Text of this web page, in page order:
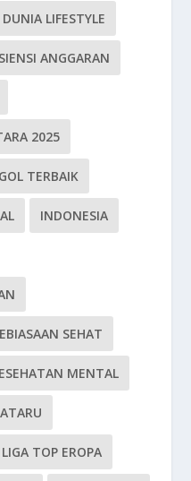
DUNIA LIFESTYLE
ANGGARAN
2025
GOL TERBAIK
INDONESIA
SEHAT
MENTAL
LIGA TOP EROPA